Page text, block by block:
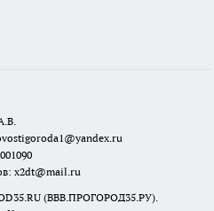
x2dt@mail.ru
(ВВВ.ПРОГОРОД35.РУ).